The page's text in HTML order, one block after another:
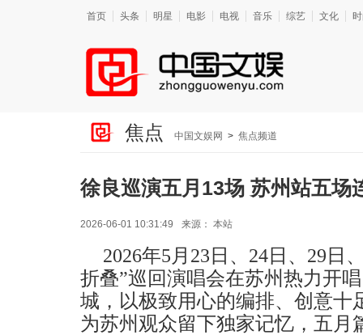
首页 头条 明星 电影 电视 音乐 综艺 文化
焦点 中国文娱网 > 焦点频道
徐良巡演五月13场 苏州站五场
2026-06-01 10:31:49 来源： 本站
2026年5 月 23日、24日、29日
折叠”巡回演唱会在苏州热力开
城，以极致用心的编排、创意十
为苏州观众留下独家记忆， 五月